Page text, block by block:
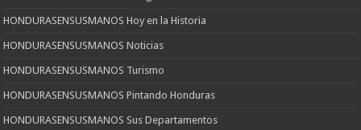
HONDURASENSUSMANOS Hoy en la Historia
HONDURASENSUSMANOS Noticias
HONDURASENSUSMANOS Turismo
HONDURASENSUSMANOS Pintando Honduras
HONDURASENSUSMANOS Sus Departamentos